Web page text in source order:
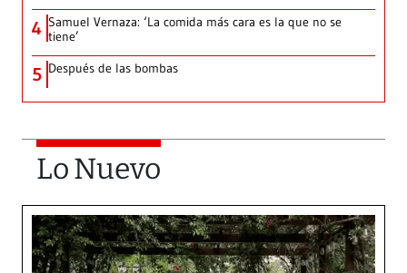
4 Samuel Vernaza: ‘La comida más cara es la que no se
tiene’
5 Después de las bombas
Lo Nuevo